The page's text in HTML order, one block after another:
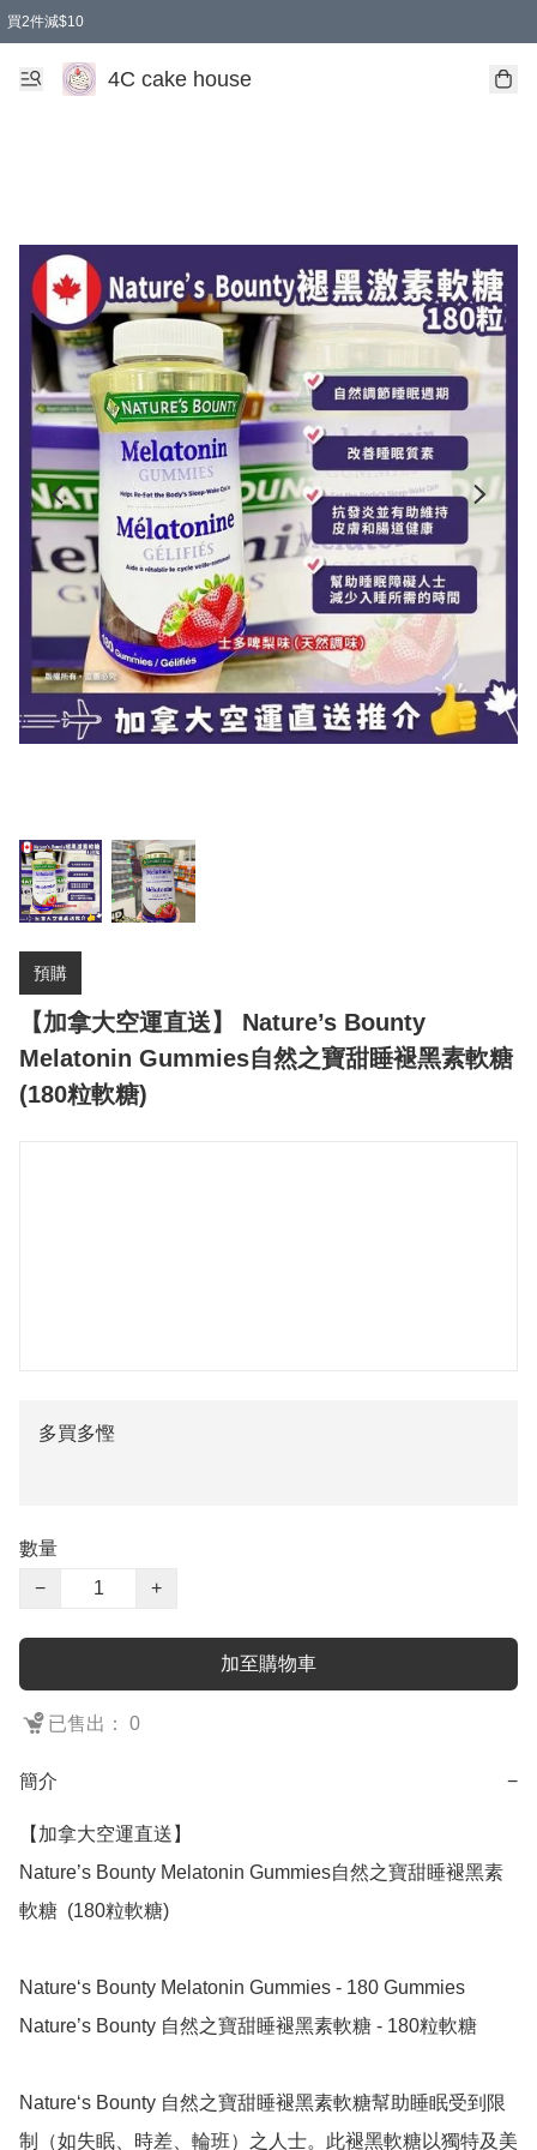
買2件減$10
任選兩件減$10
買兩盒減$10
買兩件減$10
買2件減$10
4C cake house
預購
【加拿大空運直送】 Nature’s Bounty
Melatonin Gummies自然之寶甜睡褪黑素軟糖
(180粒軟糖)
多買多慳
數量
−
+
加至購物車
已售出： 0
簡介 −
【加拿大空運直送】
Nature’s Bounty Melatonin Gummies自然之寶甜睡褪黑素
軟糖  (180粒軟糖)
Nature‘s Bounty Melatonin Gummies - 180 Gummies
Nature’s Bounty 自然之寶甜睡褪黑素軟糖 - 180粒軟糖
Nature‘s Bounty 自然之寶甜睡褪黑素軟糖幫助睡眠受到限
制（如失眠、時差、輪班）之人士。此褪黑軟糖以獨特及美